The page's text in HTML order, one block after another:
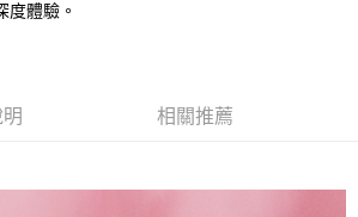
度體驗。
相關推薦